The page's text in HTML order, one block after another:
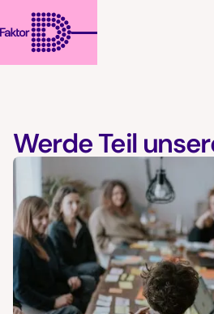
Werde Teil